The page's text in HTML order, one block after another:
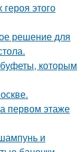
этого
решение для
которым
первом этаже
и